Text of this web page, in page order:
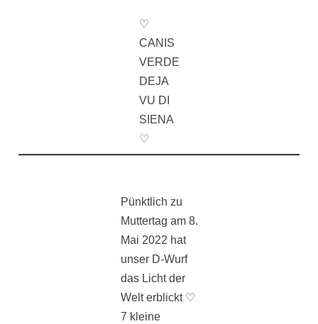
♡
CANIS
VERDE
DEJA
VU DI
SIENA
♡
Pünktlich zu
Muttertag am 8.
Mai 2022 hat
unser D-Wurf
das Licht der
Welt erblickt ♡
7 kleine